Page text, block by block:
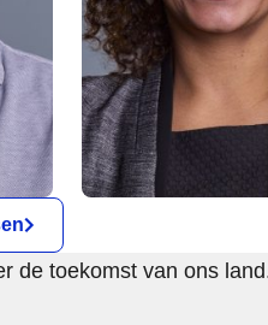
de toekomst van ons